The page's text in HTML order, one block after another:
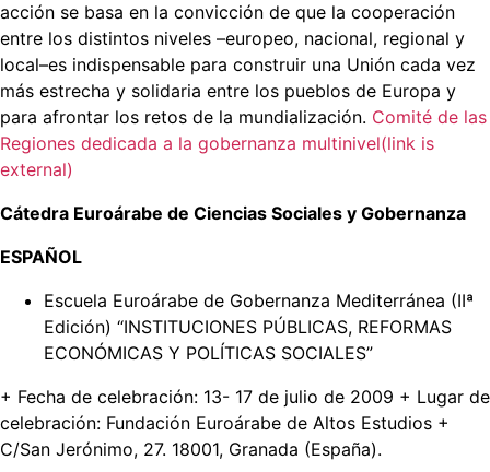
acción se basa en la convicción de que la cooperación
entre los distintos niveles –europeo, nacional, regional y
local–es indispensable para construir una Unión cada vez
más estrecha y solidaria entre los pueblos de Europa y
para afrontar los retos de la mundialización. Comité de las
Regiones dedicada a la gobernanza multinivel(link is
external)
Cátedra Euroárabe de Ciencias Sociales y Gobernanza
ESPAÑOL
Escuela Euroárabe de Gobernanza Mediterránea (IIª
Edición) “INSTITUCIONES PÚBLICAS, REFORMAS
ECONÓMICAS Y POLÍTICAS SOCIALES”
+ Fecha de celebración: 13- 17 de julio de 2009 + Lugar de
celebración: Fundación Euroárabe de Altos Estudios +
C/San Jerónimo, 27. 18001, Granada (España).